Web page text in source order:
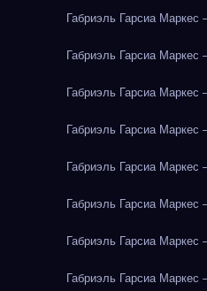
Габриэль Гарсиа
Габриэль Гарсиа
Габриэль Гарсиа
Габриэль Гарсиа
Габриэль Гарсиа
Габриэль Гарсиа
Габриэль Гарсиа
Габриэль Гарсиа